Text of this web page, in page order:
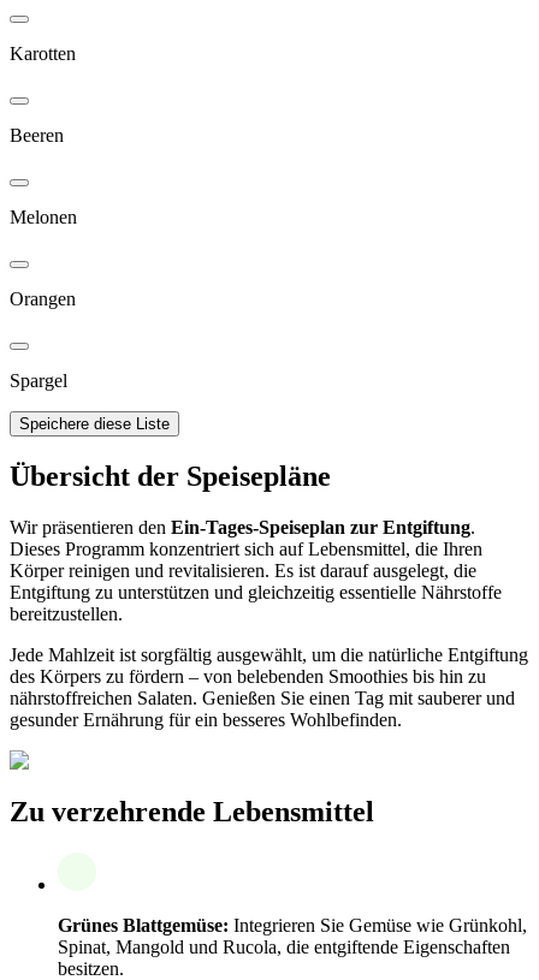
Karotten
Beeren
Melonen
Orangen
Spargel
Speichere diese Liste
Übersicht der Speisepläne
Wir präsentieren den Ein-Tages-Speiseplan zur Entgiftung.
Dieses Programm konzentriert sich auf Lebensmittel, die Ihren
Körper reinigen und revitalisieren. Es ist darauf ausgelegt, die
Entgiftung zu unterstützen und gleichzeitig essentielle Nährstoffe
bereitzustellen.
Jede Mahlzeit ist sorgfältig ausgewählt, um die natürliche Entgiftung
des Körpers zu fördern – von belebenden Smoothies bis hin zu
nährstoffreichen Salaten. Genießen Sie einen Tag mit sauberer und
gesunder Ernährung für ein besseres Wohlbefinden.
Zu verzehrende Lebensmittel
Grünes Blattgemüse: Integrieren Sie Gemüse wie Grünkohl,
Spinat, Mangold und Rucola, die entgiftende Eigenschaften
besitzen.